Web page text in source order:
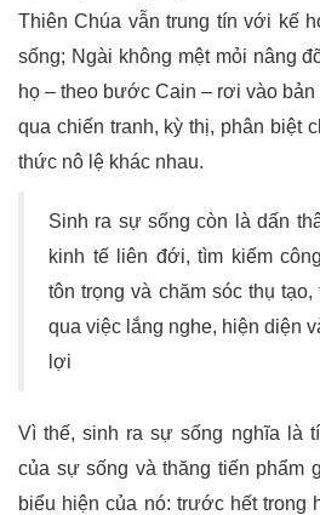
Thiên Chúa vẫn trung tín với kế
sống; Ngài không mệt mỏi nâng
họ – theo bước Cain – rơi vào
qua chiến tranh, kỳ thị, phân biệt
thức nô lệ khác nhau.
Sinh ra sự sống còn là dấn
kinh tế liên đới, tìm kiếm
tôn trọng và chăm sóc thụ
qua việc lắng nghe, hiện diện
lợi
Vì thế, sinh ra sự sống nghĩa là
của sự sống và thăng tiến phẩm
biểu hiện của nó: trước hết trong